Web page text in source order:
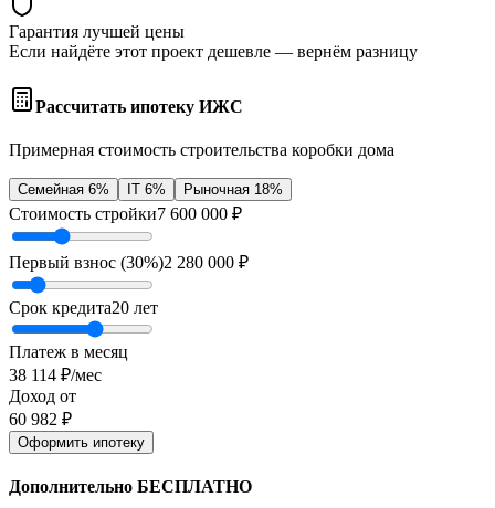
Гарантия лучшей цены
Если найдёте этот проект дешевле — вернём разницу
Рассчитать ипотеку ИЖС
Примерная стоимость строительства коробки дома
Семейная 6% IT 6% Рыночная 18%
Стоимость стройки7 600 000 ₽
Первый взнос (30%)2 280 000 ₽
Срок кредита20 лет
Платеж в месяц
38 114 ₽/мес
Доход от
60 982 ₽
Оформить ипотеку
Дополнительно БЕСПЛАТНО